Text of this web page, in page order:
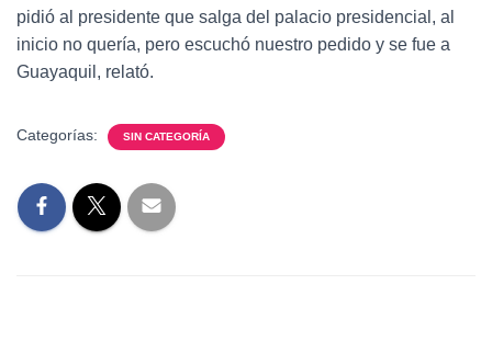
pidió al presidente que salga del palacio presidencial, al
inicio no quería, pero escuchó nuestro pedido y se fue a
Guayaquil, relató.
Categorías: SIN CATEGORÍA